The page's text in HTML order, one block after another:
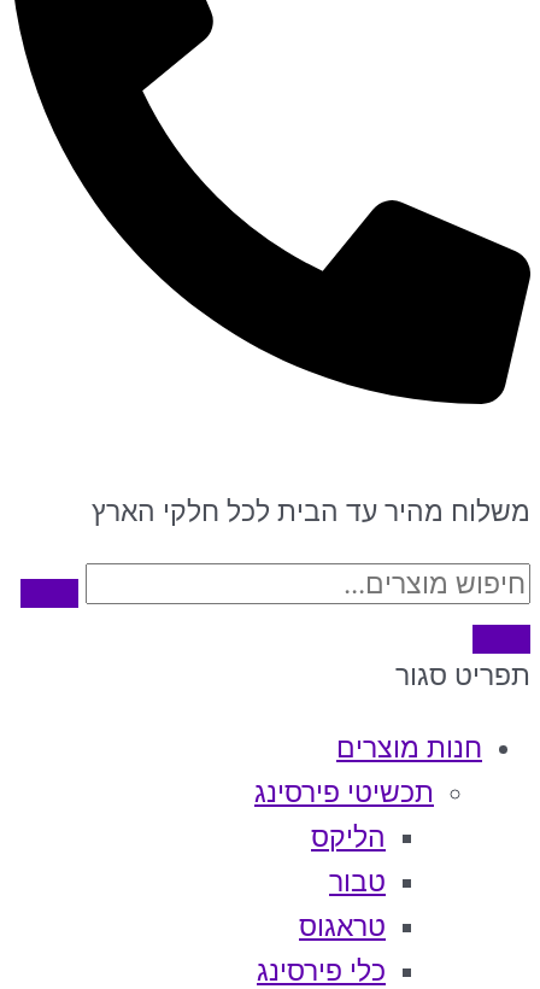
משלוח מהיר עד הבית לכל חלקי הארץ
תפריט סגור
חנות מוצרים
תכשיטי פירסינג
הליקס
טבור
טראגוס
כלי פירסינג